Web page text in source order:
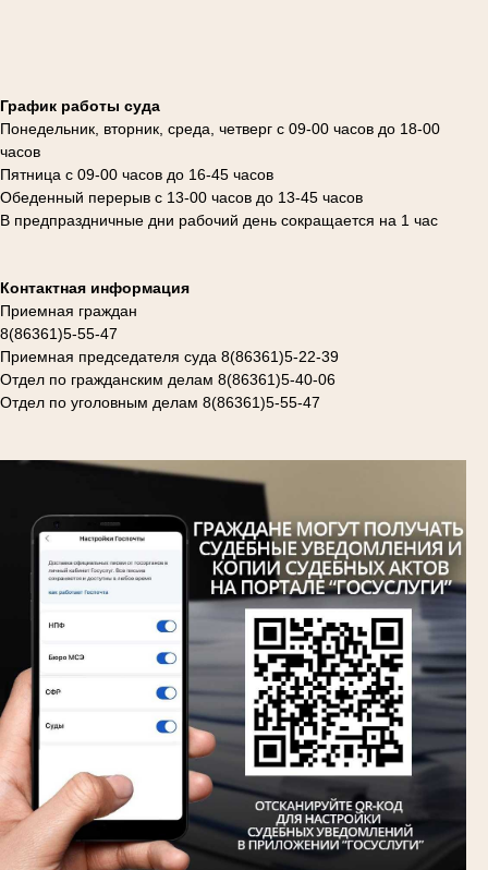
График работы суда
Понедельник, вторник, среда, четверг с 09-00 часов до 18-00
часов
Пятница с 09-00 часов до 16-45 часов
Обеденный перерыв с 13-00 часов до 13-45 часов
В предпраздничные дни рабочий день сокращается на 1 час
Контактная информация
Приемная граждан
8(86361)5-55-47
Приемная председателя суда 8(86361)5-22-39
Отдел по гражданским делам 8(86361)5-40-06
Отдел по уголовным делам 8(86361)5-55-47